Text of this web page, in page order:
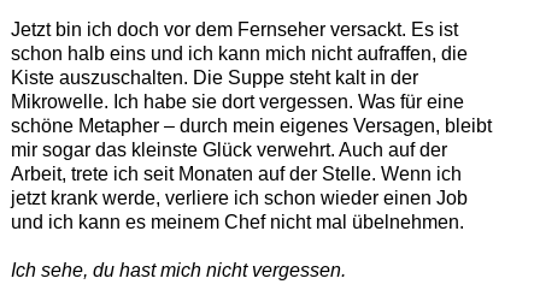
Jetzt bin ich doch vor dem Fernseher versackt. Es ist
schon halb eins und ich kann mich nicht aufraffen, die
Kiste auszuschalten. Die Suppe steht kalt in der
Mikrowelle. Ich habe sie dort vergessen. Was für eine
schöne Metapher – durch mein eigenes Versagen, bleibt
mir sogar das kleinste Glück verwehrt. Auch auf der
Arbeit, trete ich seit Monaten auf der Stelle. Wenn ich
jetzt krank werde, verliere ich schon wieder einen Job
und ich kann es meinem Chef nicht mal übelnehmen.
Ich sehe, du hast mich nicht vergessen.